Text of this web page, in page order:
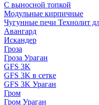
С выносной топкой
Модульные кирпичные
Чугунные печи Технолит
Авангард
Искандер
Гроза
Гроза Ураган
GFS 3K
GFS 3K в сетке
GFS 3K Ураган
Гром
Гром Ураган